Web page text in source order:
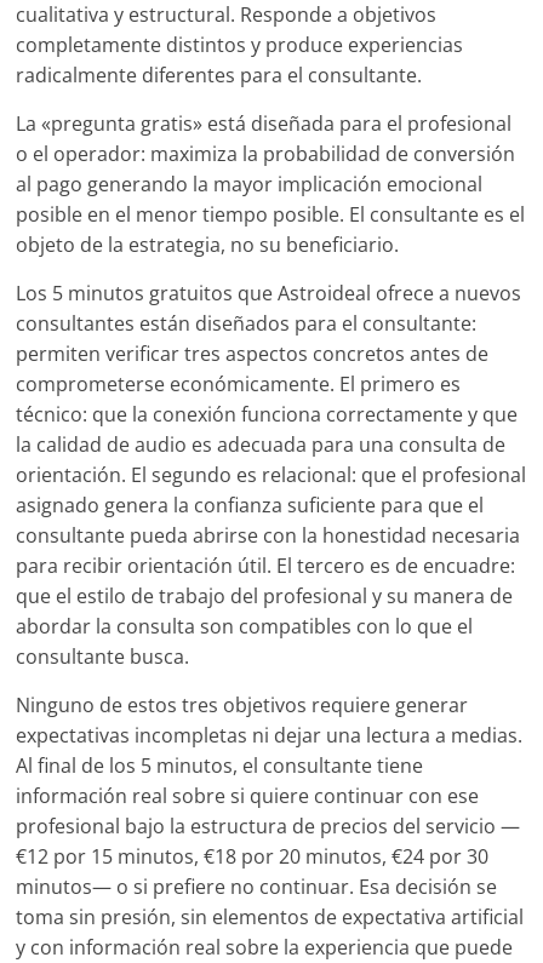
cualitativa y estructural. Responde a objetivos
completamente distintos y produce experiencias
radicalmente diferentes para el consultante.
La «pregunta gratis» está diseñada para el profesional
o el operador: maximiza la probabilidad de conversión
al pago generando la mayor implicación emocional
posible en el menor tiempo posible. El consultante es el
objeto de la estrategia, no su beneficiario.
Los 5 minutos gratuitos que Astroideal ofrece a nuevos
consultantes están diseñados para el consultante:
permiten verificar tres aspectos concretos antes de
comprometerse económicamente. El primero es
técnico: que la conexión funciona correctamente y que
la calidad de audio es adecuada para una consulta de
orientación. El segundo es relacional: que el profesional
asignado genera la confianza suficiente para que el
consultante pueda abrirse con la honestidad necesaria
para recibir orientación útil. El tercero es de encuadre:
que el estilo de trabajo del profesional y su manera de
abordar la consulta son compatibles con lo que el
consultante busca.
Ninguno de estos tres objetivos requiere generar
expectativas incompletas ni dejar una lectura a medias.
Al final de los 5 minutos, el consultante tiene
información real sobre si quiere continuar con ese
profesional bajo la estructura de precios del servicio —
€12 por 15 minutos, €18 por 20 minutos, €24 por 30
minutos— o si prefiere no continuar. Esa decisión se
toma sin presión, sin elementos de expectativa artificial
y con información real sobre la experiencia que puede